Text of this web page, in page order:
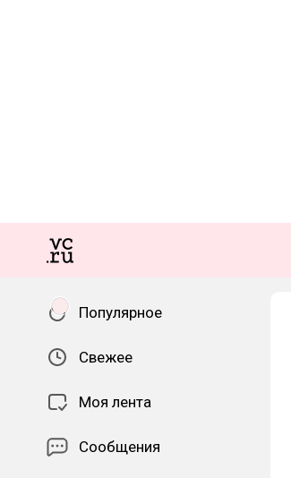
Популярное
Свежее
Моя лента
Сообщения